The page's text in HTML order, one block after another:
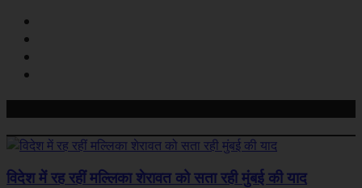
विदेश में रह रहीं मल्लिका शेरावत को सता रही मुंबई की याद